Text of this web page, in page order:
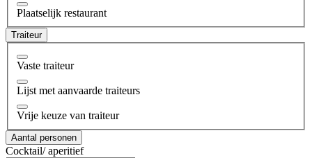
Plaatselijk restaurant
Traiteur
Vaste traiteur
Lijst met aanvaarde traiteurs
Vrije keuze van traiteur
Aantal personen
Cocktail/ aperitief